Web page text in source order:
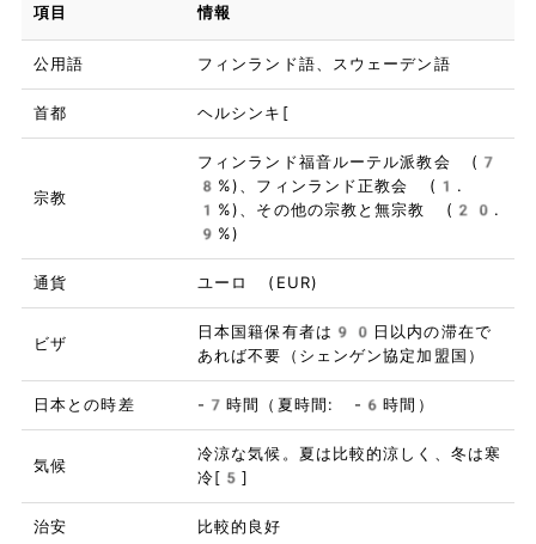
項目 情報
公用語 フィンランド語、スウェーデン語
首都 ヘルシンキ[
宗教
フィンランド福音ルーテル派教会 (7
8%)、フィンランド正教会 (1.
1%)、その他の宗教と無宗教 (20.
9%)
通貨 ユーロ (EUR)
ビザ
日本国籍保有者は90日以内の滞在で
あれば不要（シェンゲン協定加盟国）
日本との時差 -7時間（夏時間: -6時間）
気候
冷涼な気候。夏は比較的涼しく、冬は寒
冷[5]
治安 比較的良好